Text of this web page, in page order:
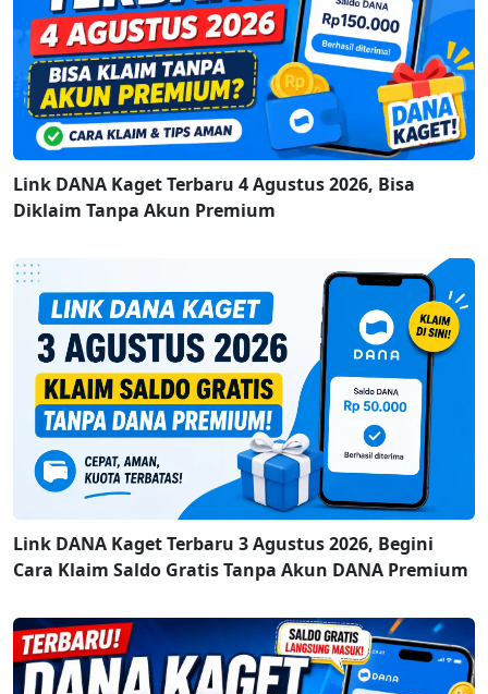
Link DANA Kaget Terbaru 4 Agustus 2026, Bisa
Diklaim Tanpa Akun Premium
Link DANA Kaget Terbaru 3 Agustus 2026, Begini
Cara Klaim Saldo Gratis Tanpa Akun DANA Premium